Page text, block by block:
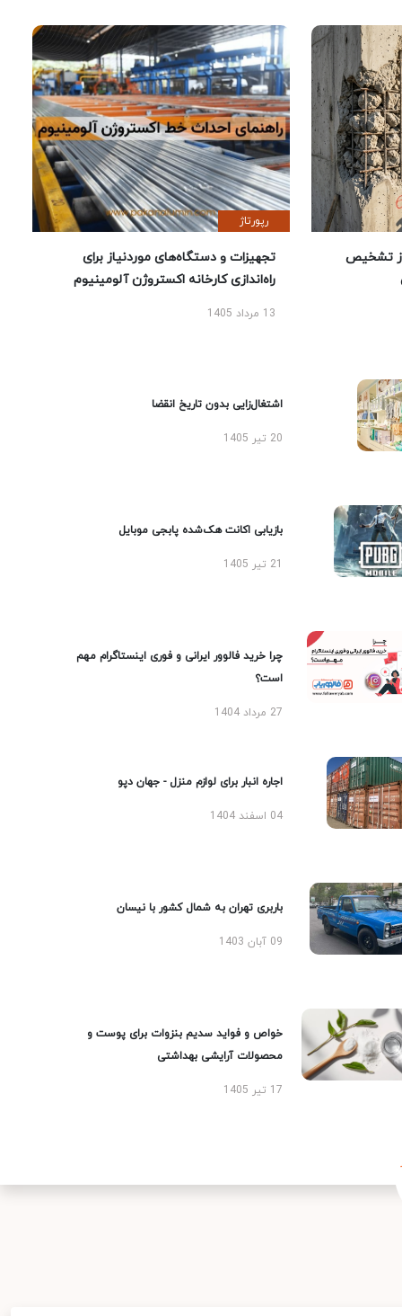
تشخیص
رپورتاژ
تجهیزات و دستگاه‌های موردنیاز برای
راه‌اندازی کارخانه اکستروژن آلومینیوم
13 مرداد 1405
اشتغال‌زایی بدون تاریخ انقضا
20 تیر 1405
بازیابی اکانت هک‌شده پابجی موبایل
چرا خرید فالوور ایرانی و فوری اینستاگرام مهم
است؟
27 مرداد 1404
اجاره انبار برای لوازم منزل - جهان دپو
04 اسفند 1404
باربری تهران به شمال کشور با نیسان
09 آبان 1403
خواص و فواید سدیم بنزوات برای پوست و
محصولات آرایشی بهداشتی
17 تیر 1405